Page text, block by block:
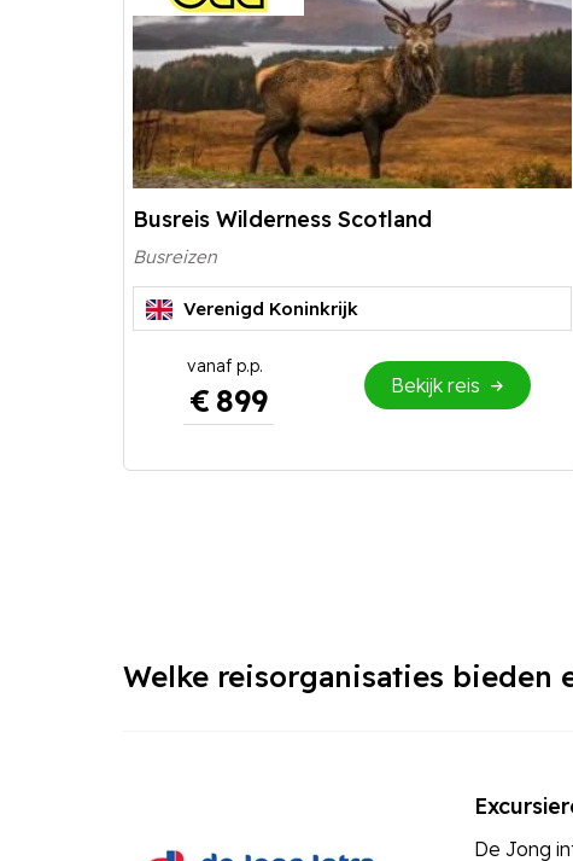
Busreis Wilderness Scotland
Busreizen
Verenigd Koninkrijk
€ 899 Bekijk reis
Welke reisorganisaties bieden
De Jong